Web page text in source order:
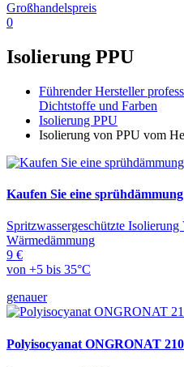
Großhandelspreis
0
Isolierung PPU
Führender Hersteller
Dichtstoffe und Farben
Isolierung PPU
Isolierung von PPU vom
Kaufen Sie eine
Spritzwassergeschützte
Wärmedämmung
9 €
von +5 bis 35°C
genauer
Polyisocyanat ONGRONAT